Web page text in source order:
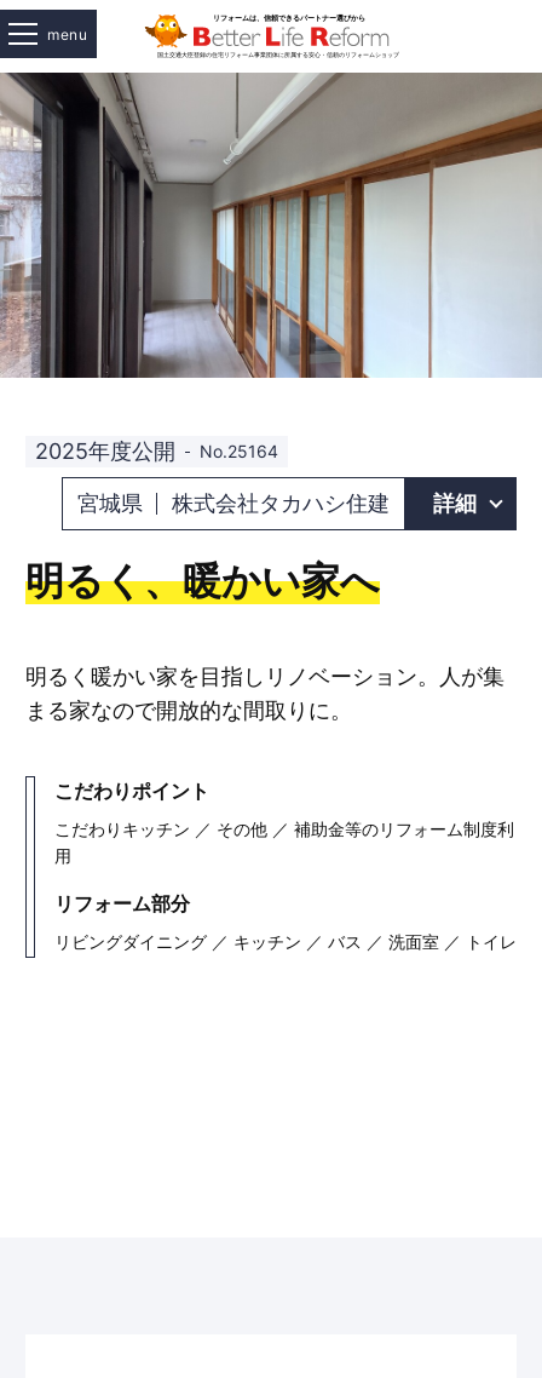
menu
2025年度公開 No.25164
宮城県 株式会社タカハシ住建 詳細
明るく、暖かい家へ
明るく暖かい家を目指しリノベーション。人が集
まる家なので開放的な間取りに。
こだわりポイント
こだわりキッチン ／ その他 ／ 補助金等のリフォーム制度利
用
リフォーム部分
リビングダイニング ／ キッチン ／ バス ／ 洗面室 ／ トイレ